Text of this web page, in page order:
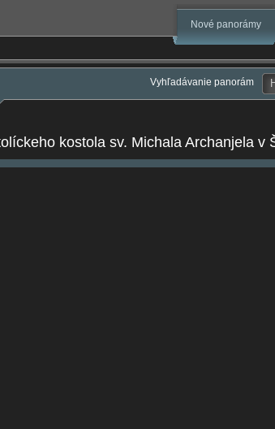
Nové panorámy
Vyhľadávanie panorám
kostola sv. Michala Archanjela v